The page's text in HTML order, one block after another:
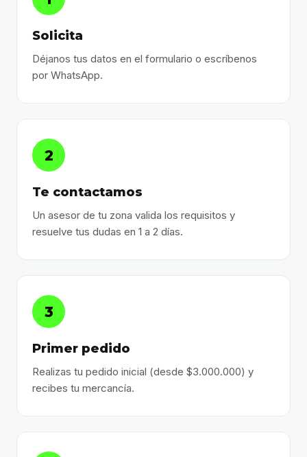
Solicita
Déjanos tus datos en el formulario o escríbenos
por WhatsApp.
2
Te contactamos
Un asesor de tu zona valida los requisitos y
resuelve tus dudas en 1 a 2 días.
3
Primer pedido
Realizas tu pedido inicial (desde $3.000.000) y
recibes tu mercancía.